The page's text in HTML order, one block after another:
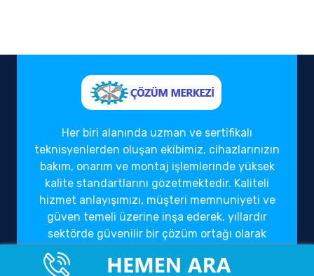
Her biri alanında uzman ve sertifikalı
teknisyenlerden oluşan ekibimiz, cihazlarınızın
bakım, onarım ve montaj işlemlerinde yüksek
kalite standartlarını gözetmektedir. Kaliteli
hizmet anlayışımızı, müşteri memnuniyeti ve
güven temeli üzerine inşa ederek, yıllardır
sektörde güvenilir bir çözüm ortağı olarak